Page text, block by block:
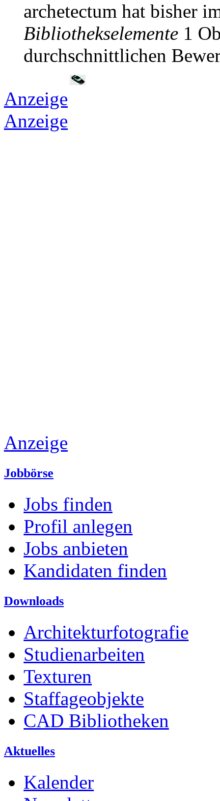
archetectum hat bisher
Bibliothekselemente 1
durchschnittlichen
Anzeige
Anzeige
Anzeige
Jobbörse
Jobs finden
Profil anlegen
Jobs anbieten
Kandidaten finden
Downloads
Architekturfotografie
Studienarbeiten
Texturen
Staffageobjekte
CAD Bibliotheken
Aktuelles
Kalender